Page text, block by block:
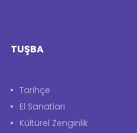
TUŞBA
Tarihçe
El Sanatları
Kültürel Zenginlik